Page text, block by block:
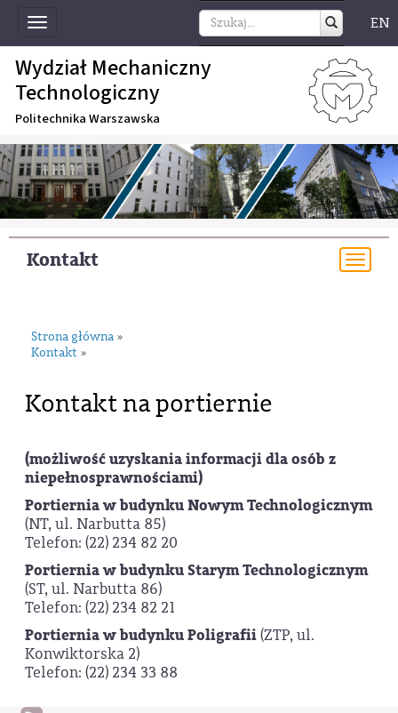
Toggle
navigation
EN
Wydział Mechaniczny
Technologiczny
Politechnika Warszawska
Kontakt
Strona główna »
Kontakt »
Kontakt na portiernie
(możliwość uzyskania informacji dla osób z
niepełnosprawnościami)
Portiernia w budynku Nowym Technologicznym
(NT, ul. Narbutta 85)
Telefon: (22) 234 82 20
Portiernia w budynku Starym Technologicznym
(ST, ul. Narbutta 86)
Telefon: (22) 234 82 21
Portiernia w budynku Poligrafii(ZTP, ul.
Konwiktorska 2)
Telefon: (22) 234 33 88